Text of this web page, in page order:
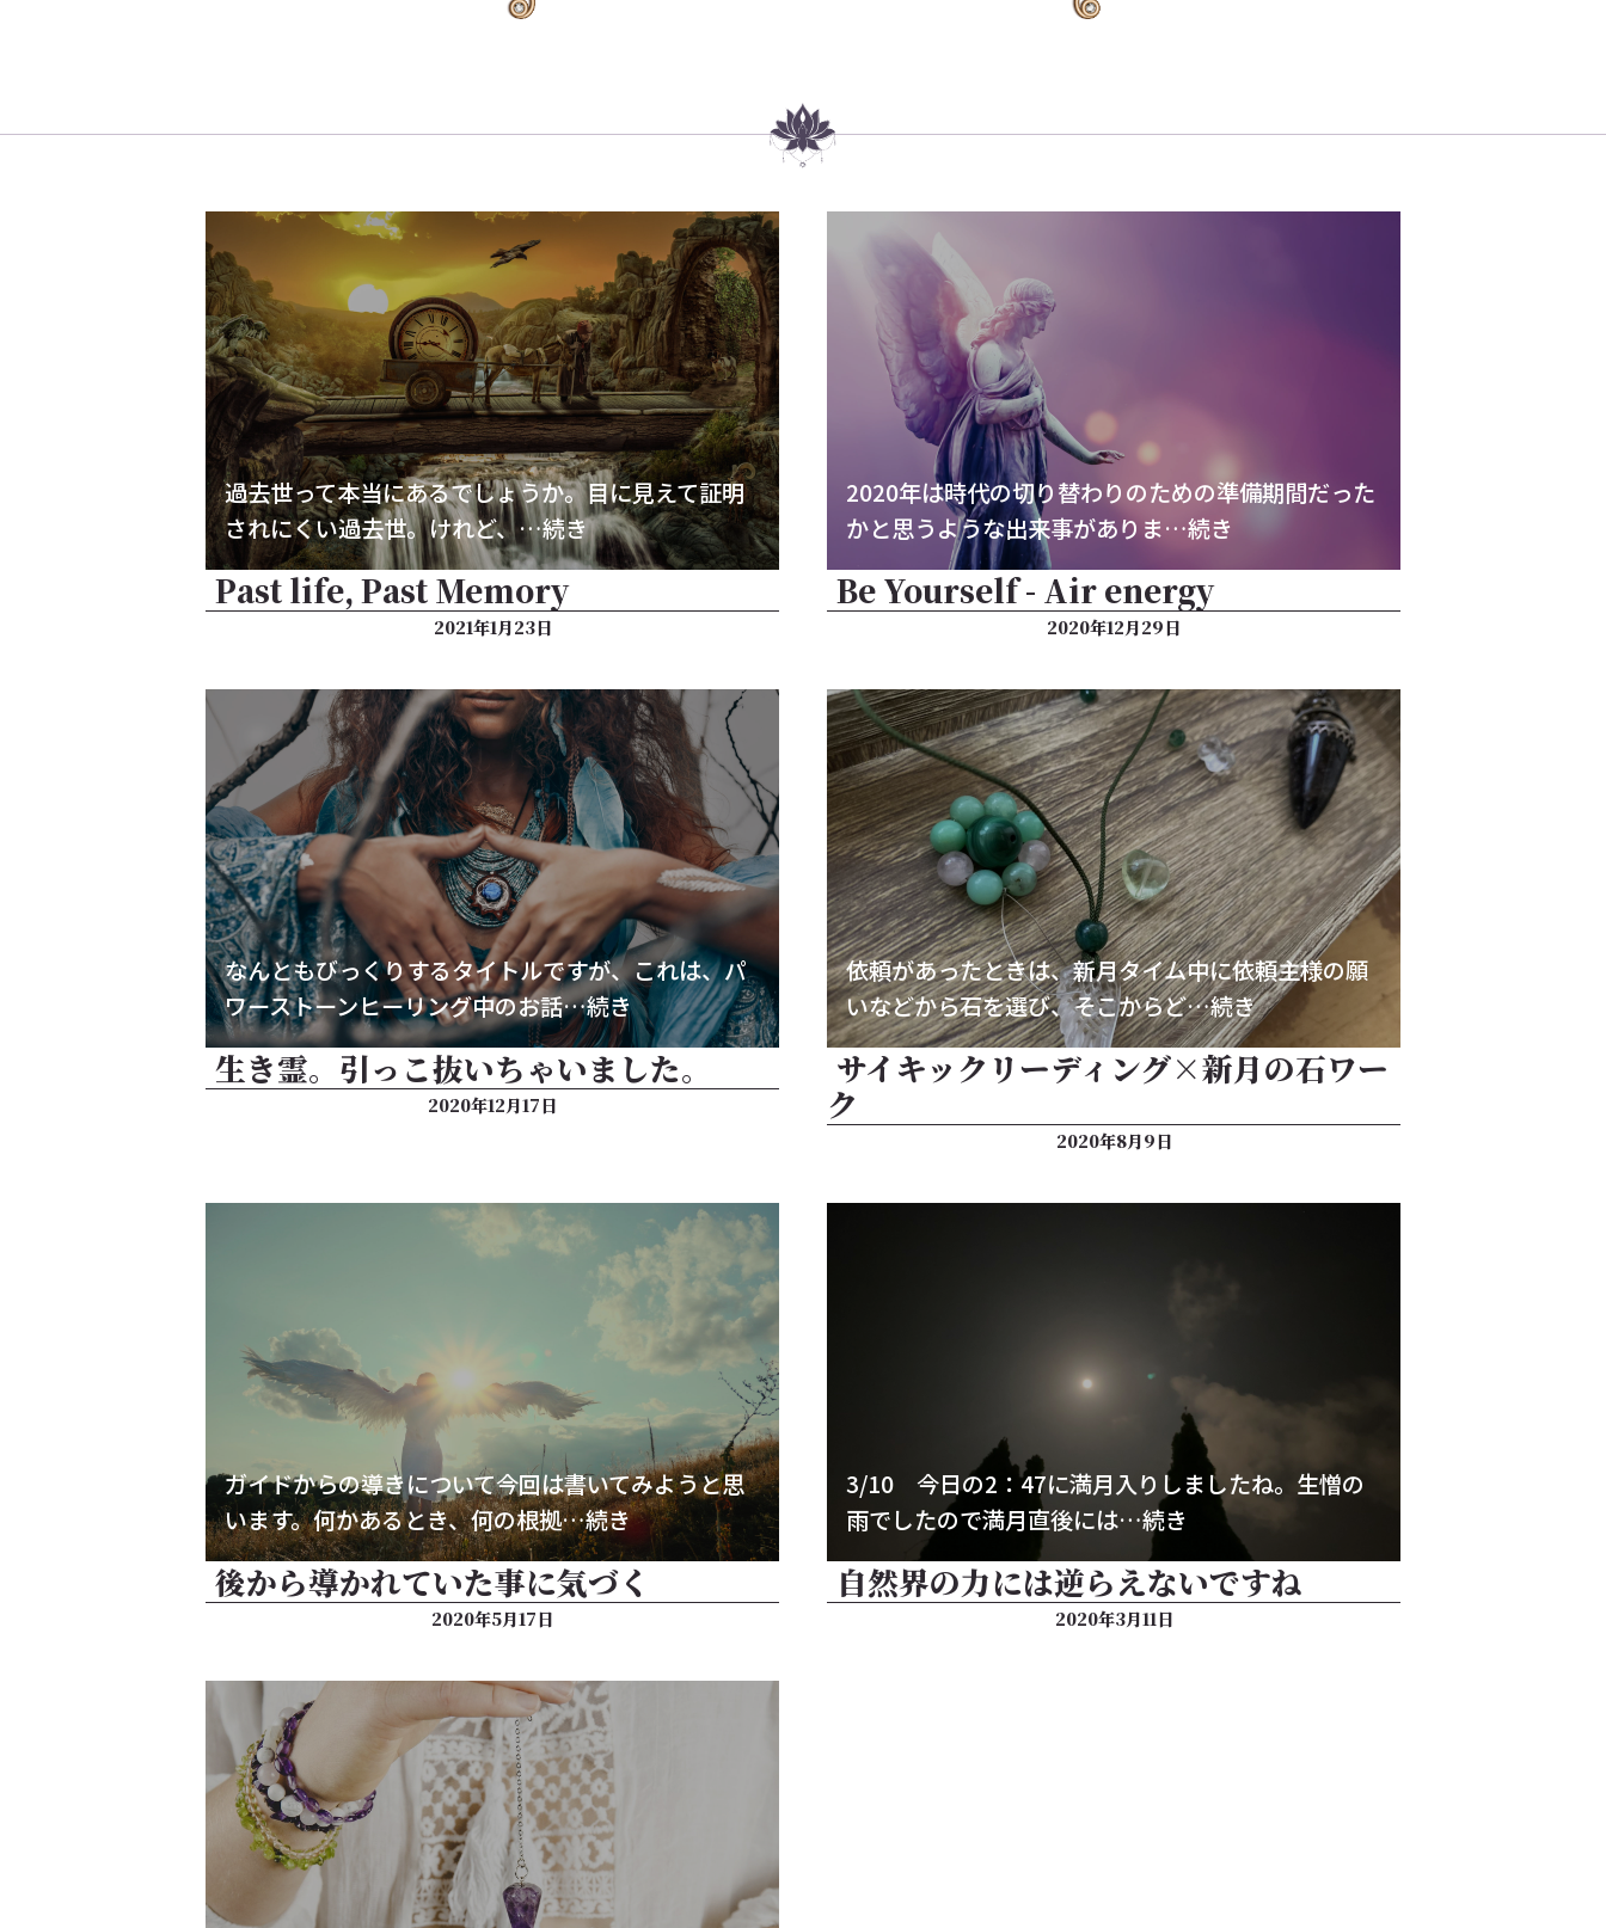
過去世って本当にあるでしょうか。目に見えて証明
されにくい過去世。けれど、…続き
Past life, Past Memory
2021年1月23日
2020年は時代の切り替わりのための準備期間だった
かと思うような出来事がありま…続き
Be Yourself - Air energy
2020年12月29日
なんともびっくりするタイトルですが、これは、パ
ワーストーンヒーリング中のお話…続き
生き霊。引っこ抜いちゃいました。
2020年12月17日
依頼があったときは、新月タイム中に依頼主様の願
いなどから石を選び、そこからど…続き
サイキックリーディング×新月の石ワー
ク
2020年8月9日
ガイドからの導きについて今回は書いてみようと思
います。何かあるとき、何の根拠…続き
後から導かれていた事に気づく
2020年5月17日
3/10 今日の2：47に満月入りしましたね。生憎の
雨でしたので満月直後には…続き
自然界の力には逆らえないですね
2020年3月11日